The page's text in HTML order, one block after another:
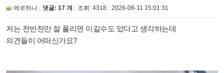
에르하나 댓글: 17 개 조회: 4318 2026-06-11 15:01:31
저는 전반전만 잘 풀리면 이길수도 았다고 생각하는데
의견들이 어떠신가요?